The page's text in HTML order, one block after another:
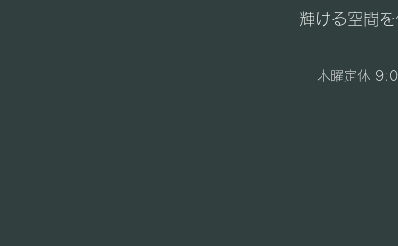
輝ける空間
木曜定休